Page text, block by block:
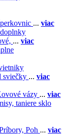
... viac
... viac
sviečky ... viac
vázy ... viac
taniere sklo
Poh ... viac